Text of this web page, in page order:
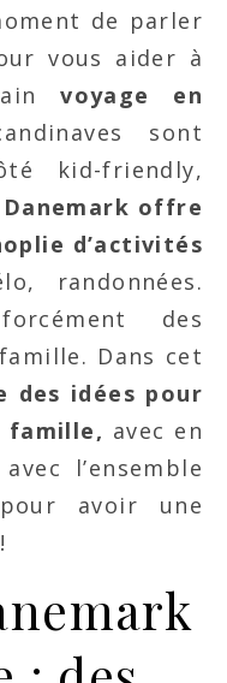
de parler
vous aider à
voyage en
sont
kid-friendly,
Danemark offre
d’activités
randonnées.
des
Dans cet
des idées pour
famille, avec en
l’ensemble
avoir une